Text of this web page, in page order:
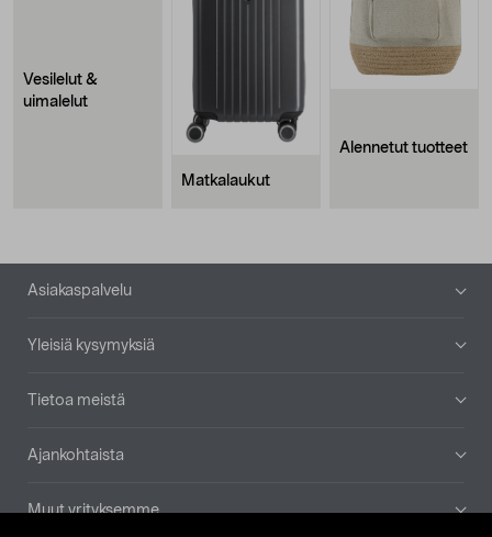
Vesilelut &
uimalelut
Matkalaukut
Alennetut tuotteet
Alatunniste
Asiakaspalvelu
Yleisiä kysymyksiä
Tietoa meistä
Ajankohtaista
Muut yrityksemme